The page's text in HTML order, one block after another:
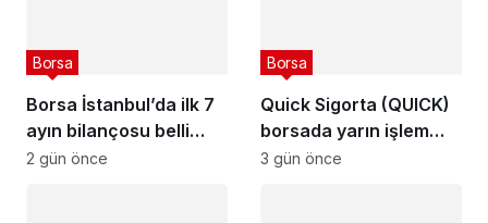
Borsa İstanbul’da ilk 7
ayın bilançosu belli
oldu
Borsa
2 gün önce
Quick Sigorta (QUICK)
borsada yarın işlem
görmeye başlayacak
Borsa
3 gün önce